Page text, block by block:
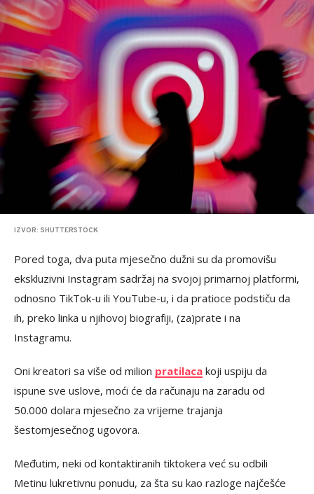
IZVOR: SHUTTERSTOCK
Pored toga, ​dva puta mjesečno dužni su da promovišu
ekskluzivni Instagram sadržaj na svojoj primarnoj platformi,
odnosno TikTok-u ili YouTube-u, i da pratioce podstiču da
ih, preko linka u njihovoj biografiji, (za)prate i na
Instagramu.
Oni kreatori sa više od milion pratilaca koji uspiju da
ispune sve uslove, moći će da računaju na zaradu od
50.000 dolara mjesečno za vrijeme trajanja
šestomjesečnog ugovora.
Međutim, neki od kontaktiranih tiktokera već su odbili
Metinu lukretivnu ponudu, za šta su kao razloge najčešće